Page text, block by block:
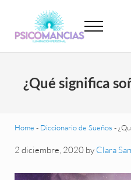
Psicomancias
Menu
¿Qué significa
Home - Diccionario de Sueños -
2 diciembre, 2020 by Clara